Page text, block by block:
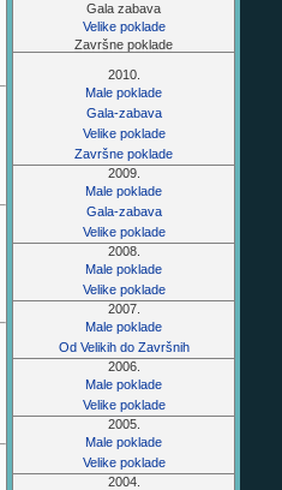
Gala zabava
Velike poklade
Završne poklade
2010.
Male poklade
Gala-zabava
Velike poklade
Završne poklade
2009.
Male poklade
Gala-zabava
Velike poklade
2008.
Male poklade
Velike poklade
2007.
Male poklade
Od Velikih do Završnih
2006.
Male poklade
Velike poklade
2005.
Male poklade
Velike poklade
2004.